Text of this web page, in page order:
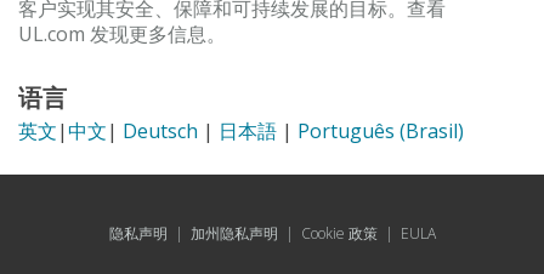
客户实现其安全、保障和可持续发展的目标。查看
UL.com 发现更多信息。
语言
英文|中文| Deutsch | 日本語 | Português (Brasil)
隐私声明 | 加州隐私声明 | Cookie 政策| EULA